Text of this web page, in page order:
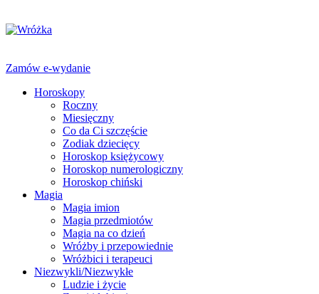
Zamów e-wydanie
Horoskopy
Roczny
Miesięczny
Co da Ci szczęście
Zodiak dziecięcy
Horoskop księżycowy
Horoskop numerologiczny
Horoskop chiński
Magia
Magia imion
Magia przedmiotów
Magia na co dzień
Wróżby i przepowiednie
Wróżbici i terapeuci
Niezwykli/Niezwykłe
Ludzie i życie